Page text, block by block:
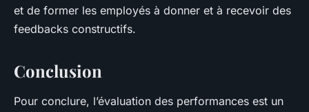
et de former les employés à donner et à recevoir des
feedbacks constructifs.
Conclusion
Pour conclure, l’évaluation des performances est un